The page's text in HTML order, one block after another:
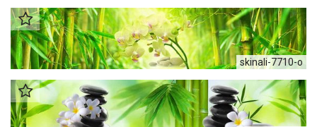
skinali-7710-o